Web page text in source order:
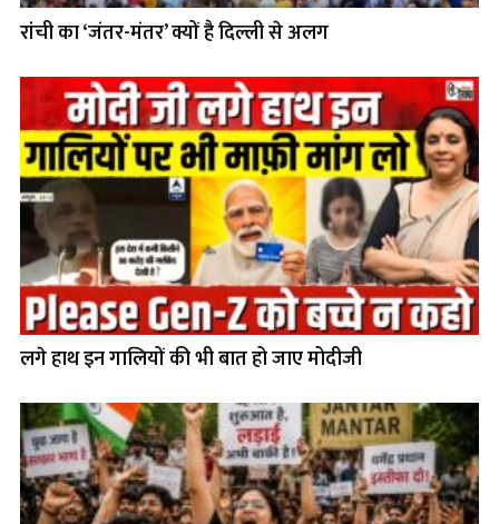
रांची का ‘जंतर-मंतर’ क्यों है दिल्ली से अलग
लगे हाथ इन गालियों की भी बात हो जाए मोदीजी